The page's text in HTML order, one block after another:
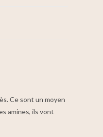
Ce sont un moyen
amines, ils vont